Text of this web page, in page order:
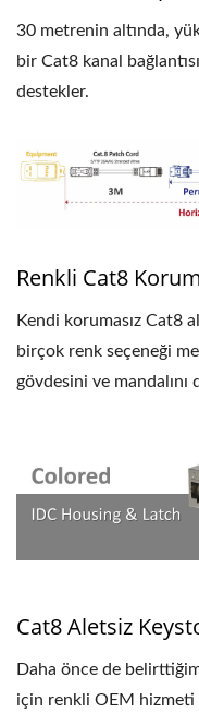
30 metrenin altında,
bir Cat8 kanal
destekler.
Renkli Cat8
Kendi korumasız Cat8
birçok renk seçeneği
gövdesini ve
Cat8 Aletsiz
Daha önce de
için renkli OEM hizmeti